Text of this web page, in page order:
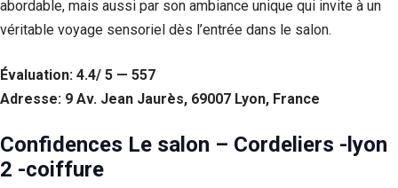
abordable, mais aussi par son ambiance unique qui invite à un
véritable voyage sensoriel dès l’entrée dans le salon.
Évaluation: 4.4/ 5 — 557
Adresse: 9 Av. Jean Jaurès, 69007 Lyon, France
Confidences Le salon – Cordeliers -lyon
2 -coiffure
certaines
disparaîtront
du site Web.
Marketing
En partageant
votre intérêt et